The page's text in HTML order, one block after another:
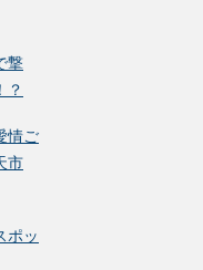
撃
？
情ご
市
ポッ